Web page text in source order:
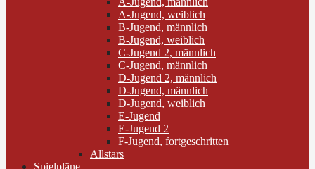
A-Jugend, weiblich
B-Jugend, männlich
B-Jugend, weiblich
C-Jugend 2, männlich
C-Jugend, männlich
D-Jugend 2, männlich
D-Jugend, männlich
D-Jugend, weiblich
E-Jugend
E-Jugend 2
F-Jugend, fortgeschritten
Allstars
Spielpläne